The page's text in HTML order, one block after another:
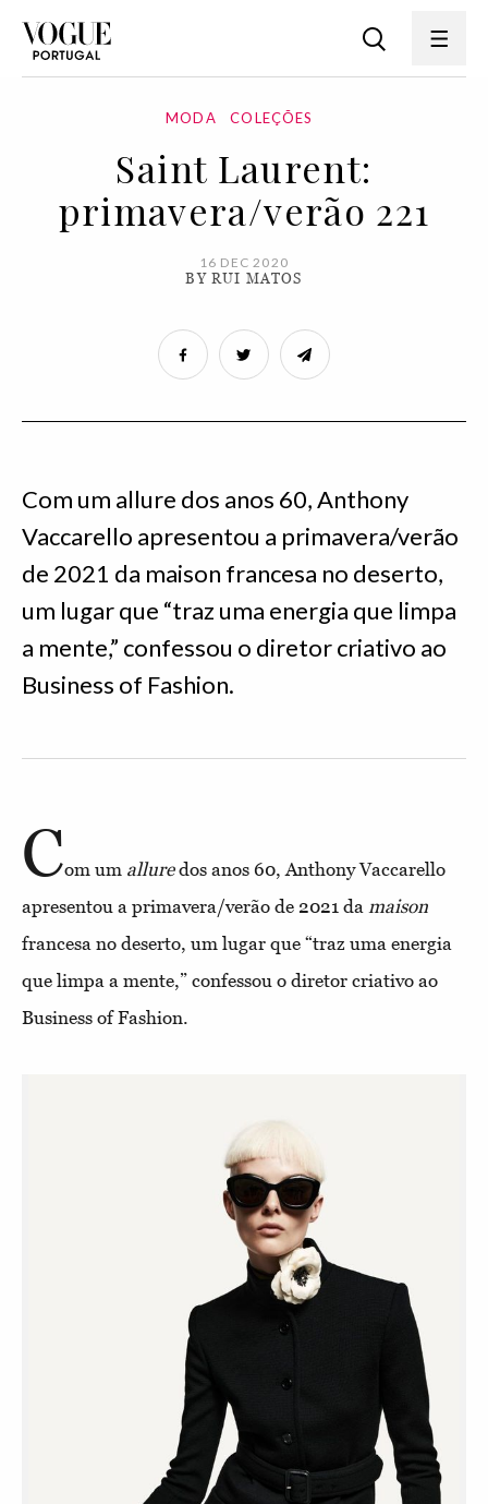
MODA COLEÇÕES
Saint Laurent:
primavera/verão 221
16 DEC 2020
BY RUI MATOS
Com um allure dos anos 60, Anthony
Vaccarello apresentou a primavera/verão
de 2021 da maison francesa no deserto,
um lugar que “traz uma energia que limpa
a mente,” confessou o diretor criativo ao
Business of Fashion.
Com um alluredos anos 60, Anthony Vaccarello
apresentou a primavera/verão de 2021 da maison
francesa no deserto, um lugar que “traz uma energia
que limpa a mente,” confessou o diretor criativo ao
Business of Fashion.